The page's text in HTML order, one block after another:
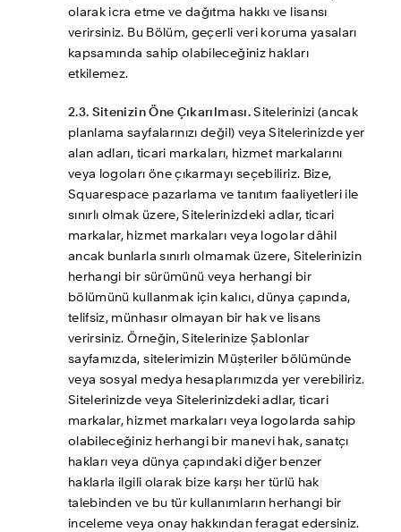
olarak icra etme ve dağıtma hakkı ve lisansı
verirsiniz. Bu Bölüm, geçerli veri koruma yasaları
kapsamında sahip olabileceğiniz hakları
etkilemez.
2.3. Sitenizin Öne Çıkarılması. Sitelerinizi (ancak
planlama sayfalarınızı değil) veya Sitelerinizde yer
alan adları, ticari markaları, hizmet markalarını
veya logoları öne çıkarmayı seçebiliriz. Bize,
Squarespace pazarlama ve tanıtım faaliyetleri ile
sınırlı olmak üzere, Sitelerinizdeki adlar, ticari
markalar, hizmet markaları veya logolar dâhil
ancak bunlarla sınırlı olmamak üzere, Sitelerinizin
herhangi bir sürümünü veya herhangi bir
bölümünü kullanmak için kalıcı, dünya çapında,
telifsiz, münhasır olmayan bir hak ve lisans
verirsiniz. Örneğin, Sitelerinize Şablonlar
sayfamızda, sitelerimizin Müşteriler bölümünde
veya sosyal medya hesaplarımızda yer verebiliriz.
Sitelerinizde veya Sitelerinizdeki adlar, ticari
markalar, hizmet markaları veya logolarda sahip
olabileceğiniz herhangi bir manevi hak, sanatçı
hakları veya dünya çapındaki diğer benzer
haklarla ilgili olarak bize karşı her türlü hak
talebinden ve bu tür kullanımların herhangi bir
inceleme veya onay hakkından feragat edersiniz.